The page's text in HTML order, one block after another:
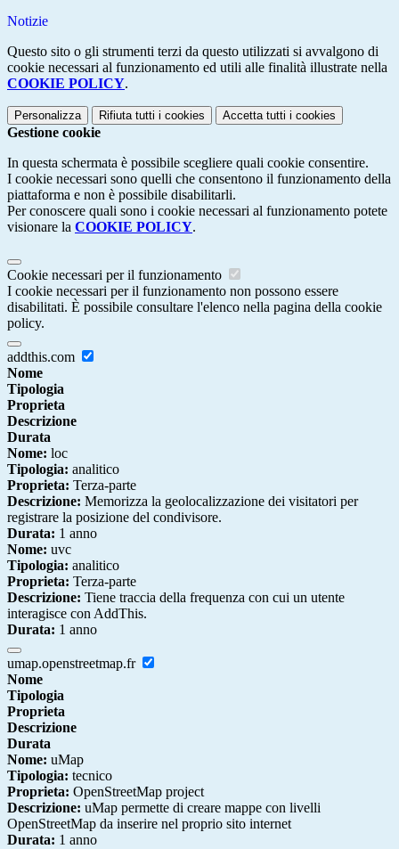
Notizie
Questo sito o gli strumenti terzi da questo utilizzati si avvalgono di
cookie necessari al funzionamento ed utili alle finalità illustrate nella
COOKIE POLICY.
Personalizza Rifiuta tutti i cookies Accetta tutti i cookies
Gestione cookie
In questa schermata è possibile scegliere quali cookie consentire.
I cookie necessari sono quelli che consentono il funzionamento della
piattaforma e non è possibile disabilitarli.
Per conoscere quali sono i cookie necessari al funzionamento potete
visionare la COOKIE POLICY.
Cookie necessari per il funzionamento
I cookie necessari per il funzionamento non possono essere
disabilitati. È possibile consultare l'elenco nella pagina della cookie
policy.
addthis.com
Nome
Tipologia
Proprieta
Descrizione
Durata
Nome: loc
Tipologia: analitico
Proprieta: Terza-parte
Descrizione: Memorizza la geolocalizzazione dei visitatori per
registrare la posizione del condivisore.
Durata: 1 anno
Nome: uvc
Tipologia: analitico
Proprieta: Terza-parte
Descrizione: Tiene traccia della frequenza con cui un utente
interagisce con AddThis.
Durata: 1 anno
umap.openstreetmap.fr
Nome
Tipologia
Proprieta
Descrizione
Durata
Nome: uMap
Tipologia: tecnico
Proprieta: OpenStreetMap project
Descrizione: uMap permette di creare mappe con livelli
OpenStreetMap da inserire nel proprio sito internet
Durata: 1 anno